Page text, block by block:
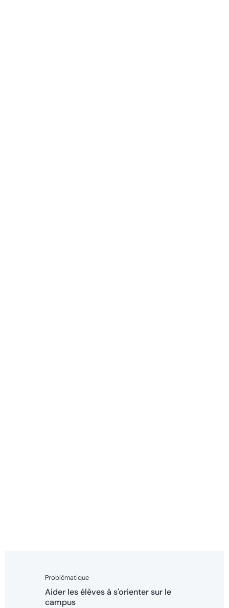
Problématique
Aider les élèves à s'orienter sur le
campus